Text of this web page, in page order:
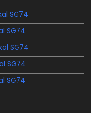
SG74
SG74
SG74
SG74
SG74